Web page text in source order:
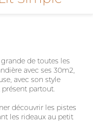
de toutes les
avec ses 30m2,
avec son style
partout.
découvrir les pistes
les rideaux au petit